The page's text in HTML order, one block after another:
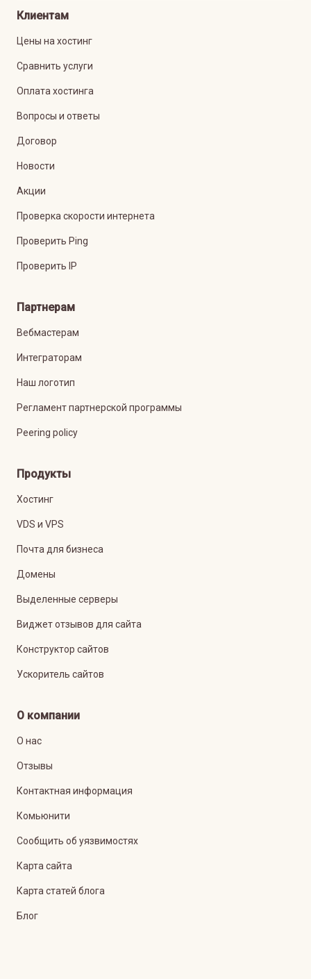
Клиентам
Цены на хостинг
Сравнить услуги
Оплата хостинга
Вопросы и ответы
Договор
Новости
Акции
Проверка скорости интернета
Проверить Ping
Проверить IP
Партнерам
Вебмастерам
Интеграторам
Наш логотип
Регламент партнерской программы
Peering policy
Продукты
Хостинг
VDS и VPS
Почта для бизнеса
Домены
Выделенные серверы
Виджет отзывов для сайта
Конструктор сайтов
Ускоритель сайтов
О компании
О нас
Отзывы
Контактная информация
Комьюнити
Сообщить об уязвимостях
Карта сайта
Карта статей блога
Блог